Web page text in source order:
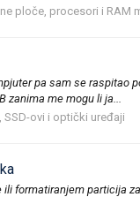
ploče, procesori i RAM
pa sam se
zanima me mogu li ja...
SSD-ovi i optički uređaji
formatiranjem particija